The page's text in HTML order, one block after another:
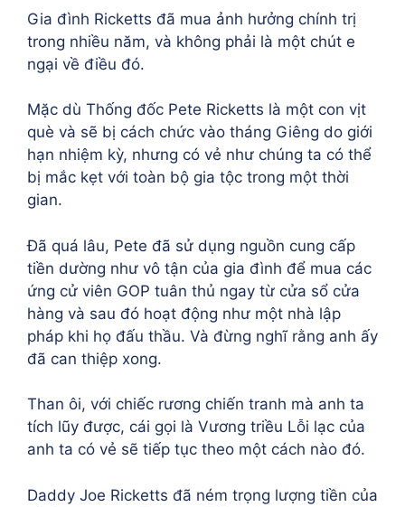
Gia đình Ricketts đã mua ảnh hưởng chính trị
trong nhiều năm, và không phải là một chút e
ngại về điều đó.
Mặc dù Thống đốc Pete Ricketts là một con vịt
què và sẽ bị cách chức vào tháng Giêng do giới
hạn nhiệm kỳ, nhưng có vẻ như chúng ta có thể
bị mắc kẹt với toàn bộ gia tộc trong một thời
gian.
Đã quá lâu, Pete đã sử dụng nguồn cung cấp
tiền dường như vô tận của gia đình để mua các
ứng cử viên GOP tuân thủ ngay từ cửa sổ cửa
hàng và sau đó hoạt động như một nhà lập
pháp khi họ đấu thầu. Và đừng nghĩ rằng anh ấy
đã can thiệp xong.
Than ôi, với chiếc rương chiến tranh mà anh ta
tích lũy được, cái gọi là Vương triều Lỗi lạc của
anh ta có vẻ sẽ tiếp tục theo một cách nào đó.
Daddy Joe Ricketts đã ném trọng lượng tiền của